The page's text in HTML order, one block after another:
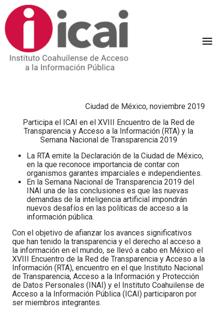
Ciudad de México, noviembre 2019
Participa el ICAI en el XVIII Encuentro de la Red de
Transparencia y Acceso a la Información (RTA) y la
Semana Nacional de Transparencia 2019
La RTA emite la Declaración de la Ciudad de México,
en la que reconoce importancia de contar con
organismos garantes imparciales e independientes.
En la Semana Nacional de Transparencia 2019 del
INAI una de las conclusiones es que las nuevas
demandas de la inteligencia artificial impondrán
nuevos desafíos en las políticas de acceso a la
información pública.
Con el objetivo de afianzar los avances significativos
que han tenido la transparencia y el derecho al acceso a
la información en el mundo, se llevó a cabo en México el
XVIII Encuentro de la Red de Transparencia y Acceso a la
Información (RTA), encuentro en el que Instituto Nacional
de Transparencia, Acceso a la Información y Protección
de Datos Personales (INAI) y el Instituto Coahuilense de
Acceso a la Información Pública (ICAI) participaron por
ser miembros integrantes.